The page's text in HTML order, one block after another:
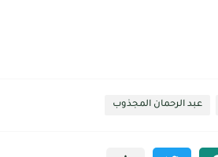
عبد الرحمان المجذوب